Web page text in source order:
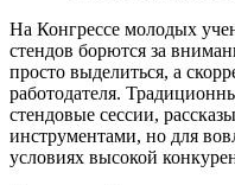
На Конгрессе молодых
стендов борются за
просто выделиться, а
работодателя.
стендовые сессии,
инструментами, но для
условиях высокой